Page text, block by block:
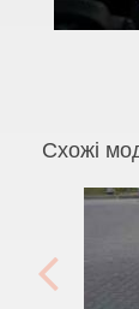
M2 F44
3
M3
3
Схожі